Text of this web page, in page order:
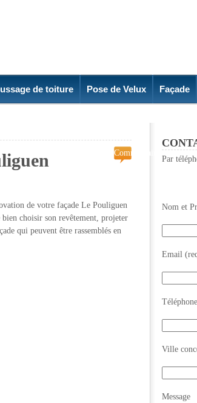
de toiture Pose de Velux Façade
Commentaires
fermés
de
facades
Le
de votre façade Le Pouliguen
choisir son revêtement, projeter
qui peuvent être rassemblés en
Par
Nom et
Email
Téléphone
Ville
Message